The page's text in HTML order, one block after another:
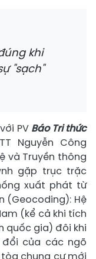
khi
"sạch"
PV Báo Tri thức
Nguyễn Công
và Truyền thông
gặp trục trặc
xuất phát từ
(Geocoding): Hệ
(kể cả khi tích
quốc gia) đôi khi
của các ngõ